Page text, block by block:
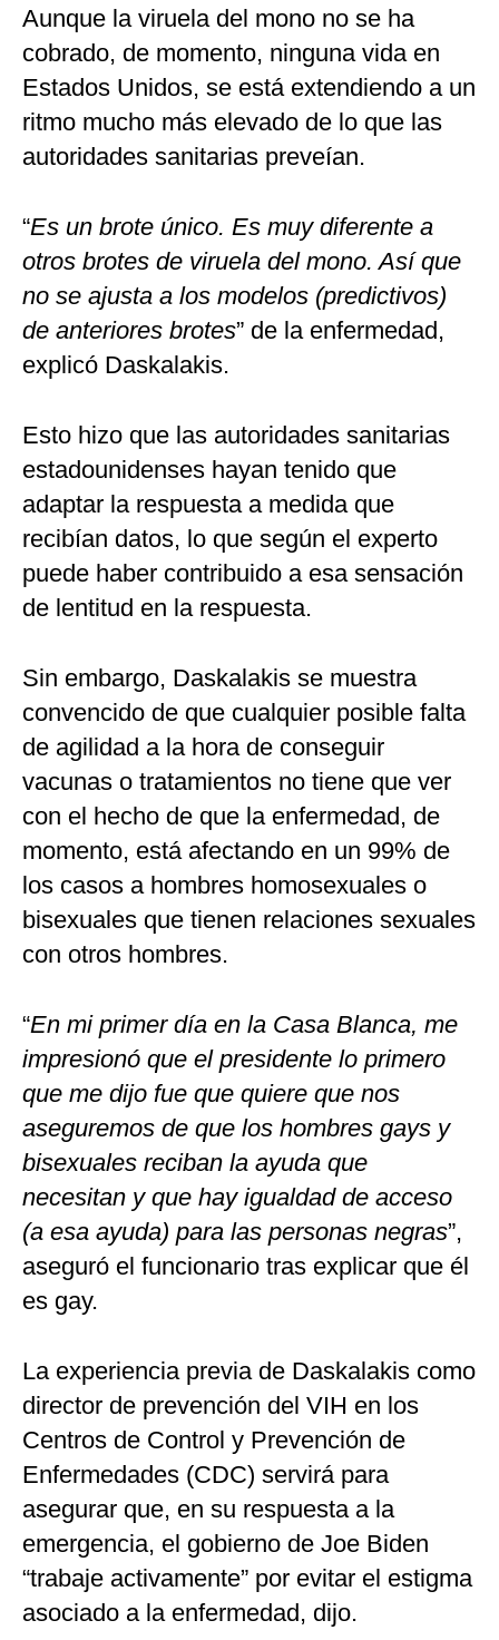
Aunque la viruela del mono no se ha
cobrado, de momento, ninguna vida en
Estados Unidos, se está extendiendo a un
ritmo mucho más elevado de lo que las
autoridades sanitarias preveían.
“Es un brote único. Es muy diferente a
otros brotes de viruela del mono. Así que
no se ajusta a los modelos (predictivos)
de anteriores brotes” de la enfermedad,
explicó Daskalakis.
Esto hizo que las autoridades sanitarias
estadounidenses hayan tenido que
adaptar la respuesta a medida que
recibían datos, lo que según el experto
puede haber contribuido a esa sensación
de lentitud en la respuesta.
Sin embargo, Daskalakis se muestra
convencido de que cualquier posible falta
de agilidad a la hora de conseguir
vacunas o tratamientos no tiene que ver
con el hecho de que la enfermedad, de
momento, está afectando en un 99% de
los casos a hombres homosexuales o
bisexuales que tienen relaciones sexuales
con otros hombres.
“En mi primer día en la Casa Blanca, me
impresionó que el presidente lo primero
que me dijo fue que quiere que nos
aseguremos de que los hombres gays y
bisexuales reciban la ayuda que
necesitan y que hay igualdad de acceso
(a esa ayuda) para las personas negras”,
aseguró el funcionario tras explicar que él
es gay.
La experiencia previa de Daskalakis como
director de prevención del VIH en los
Centros de Control y Prevención de
Enfermedades (CDC) servirá para
asegurar que, en su respuesta a la
emergencia, el gobierno de Joe Biden
“trabaje activamente” por evitar el estigma
asociado a la enfermedad, dijo.